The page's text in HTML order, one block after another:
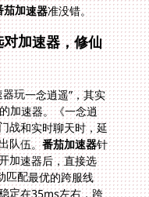
茄加速器准没错。
加速器，修仙
玩一念逍遥”，其实
加速器。《一念逍
战和实时聊天时，延
队伍。番茄加速器针
对《一念逍遥》做了专项优化，打开加速器后，直接选
择“一念逍遥”的加速选项，它会自动匹配最优的跨服线
路。我在多伦多用手机玩时，延迟稳定在35ms左右，跨
服聊天秒发，宗门战的技能释放也很流畅。而且番茄支持
iOS和Android双平台，我用手机躺床上玩，平板放在桌
上挂机，两个设备同时加速，账号数据同步得很及时。如
果你还在纠结“一念逍遥海外加速哪个好用”，番茄绝对是